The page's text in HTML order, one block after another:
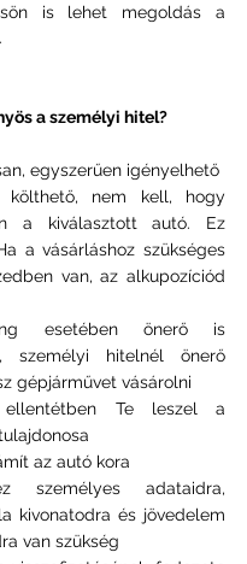
is lehet megoldás a
a személyi hitel?
egyszerűen igényelhető
költhető, nem kell, hogy
a kiválasztott autó. Ez
a vásárláshoz szükséges
van, az alkupozíciód
esetében önerő is
személyi hitelnél önerő
gépjárművet vásárolni
ellentétben Te leszel a
az autó kora
személyes adataidra,
kivonatodra és jövedelem
van szükség